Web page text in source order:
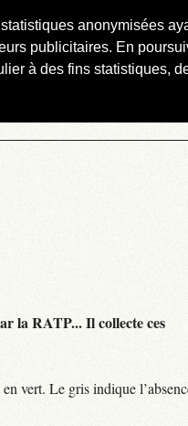
anonymisées
publicitaires. En
à des fins statistiques,
la RATP... Il collecte ces
vert. Le gris indique